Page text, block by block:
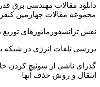
مهندسی برق قدرت
چهارمین کنفرانس
توزیع در
انرژی در شبکه برق
از سوئیچ کردن خازنهای
روش حذف آنها